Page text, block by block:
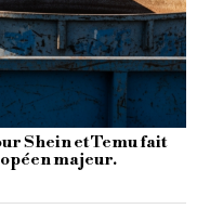
Shein et Temu fait
majeur.